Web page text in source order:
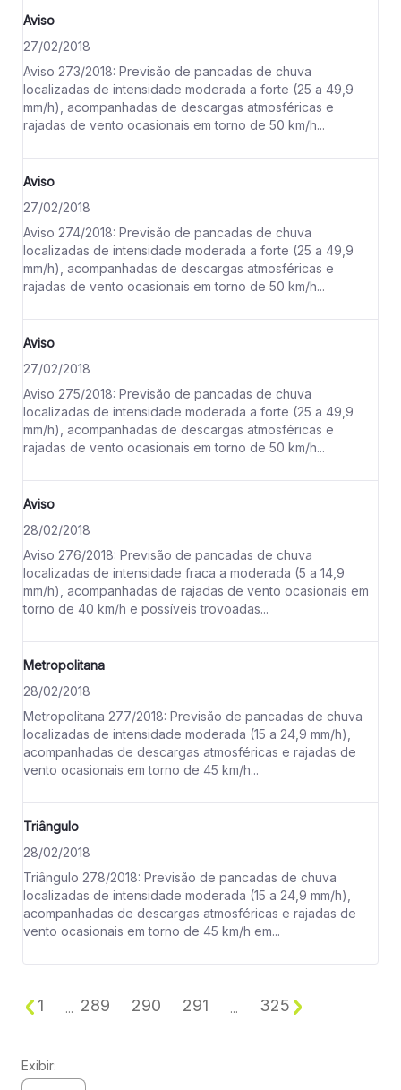
Aviso
27/02/2018
Aviso 273/2018: Previsão de pancadas de chuva
localizadas de intensidade moderada a forte (25 a 49,9
mm/h), acompanhadas de descargas atmosféricas e
rajadas de vento ocasionais em torno de 50 km/h...
Aviso
27/02/2018
Aviso 274/2018: Previsão de pancadas de chuva
localizadas de intensidade moderada a forte (25 a 49,9
mm/h), acompanhadas de descargas atmosféricas e
rajadas de vento ocasionais em torno de 50 km/h...
Aviso
27/02/2018
Aviso 275/2018: Previsão de pancadas de chuva
localizadas de intensidade moderada a forte (25 a 49,9
mm/h), acompanhadas de descargas atmosféricas e
rajadas de vento ocasionais em torno de 50 km/h...
Aviso
28/02/2018
Aviso 276/2018: Previsão de pancadas de chuva
localizadas de intensidade fraca a moderada (5 a 14,9
mm/h), acompanhadas de rajadas de vento ocasionais em
torno de 40 km/h e possíveis trovoadas...
Metropolitana
28/02/2018
Metropolitana 277/2018: Previsão de pancadas de chuva
localizadas de intensidade moderada (15 a 24,9 mm/h),
acompanhadas de descargas atmosféricas e rajadas de
vento ocasionais em torno de 45 km/h...
Triângulo
28/02/2018
Triângulo 278/2018: Previsão de pancadas de chuva
localizadas de intensidade moderada (15 a 24,9 mm/h),
acompanhadas de descargas atmosféricas e rajadas de
vento ocasionais em torno de 45 km/h em...
1 ... 289 290 291 ... 325
Exibir: